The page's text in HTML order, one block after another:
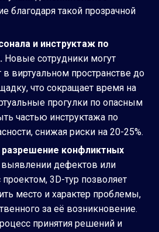
благодаря такой прозрачной
и инструктаж по
Новые сотрудники могут
в виртуальном пространстве до
что сокращает время на
прогулки по опасным
частью инструктажа по
снижая риски на 20-25%.
конфликтных
дефектов или
3D-тур позволяет
место и характер проблемы,
за её возникновение.
принятия решений и